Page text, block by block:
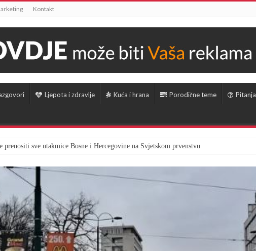
Kontakt
Ljepota i zdravlje Kuća i hrana Porodične teme
sve utakmice Bosne i Hercegovine na Svjetskom prvenstvu